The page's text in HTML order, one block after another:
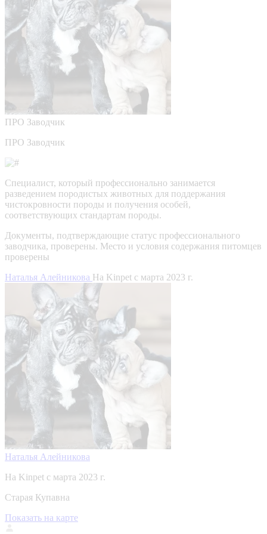
ПРО Заводчик
ПРО Заводчик
Специалист, который профессионально занимается
разведением породистых животных для поддержания
чистокровности породы и получения особей,
соответствующих стандартам породы.
Документы, подтверждающие статус профессионального
заводчика, проверены. Место и условия содержания питомцев
проверены
Наталья Алейникова На Kinpet c марта 2023 г.
Наталья Алейникова
На Kinpet c марта 2023 г.
Старая Купавна
Показать на карте